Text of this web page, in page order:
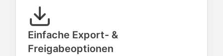
Einfache Export- &
Freigabeoptionen